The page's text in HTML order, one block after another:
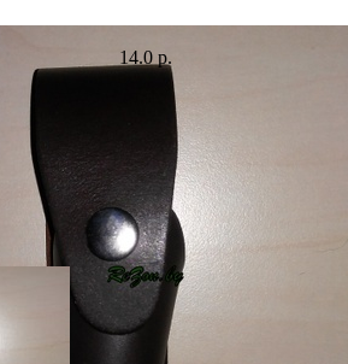
14.0 р.